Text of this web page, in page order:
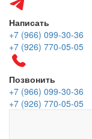
Написать
+7 (966) 099-30-36
+7 (926) 770-05-05
Позвонить
+7 (966) 099-30-36
+7 (926) 770-05-05